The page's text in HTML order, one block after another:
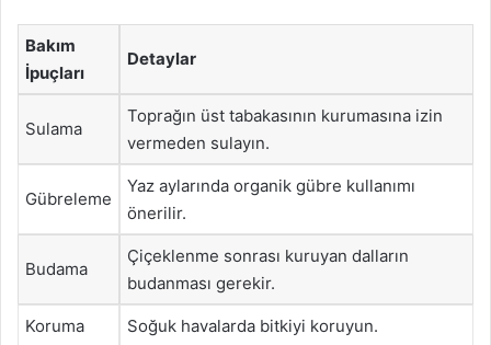
Bakım
İpuçları
Detaylar
Sulama
Toprağın üst tabakasının kurumasına izin
vermeden sulayın.
Gübreleme
Yaz aylarında organik gübre kullanımı
önerilir.
Budama
Çiçeklenme sonrası kuruyan dalların
budanması gerekir.
Koruma Soğuk havalarda bitkiyi koruyun.